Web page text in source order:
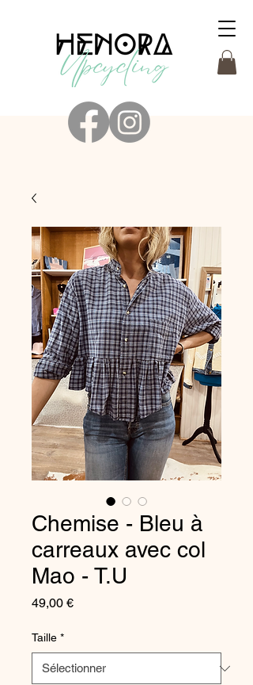
Chemise - Bleu à
carreaux avec col
Mao - T.U
49,00 €Prix
Taille *